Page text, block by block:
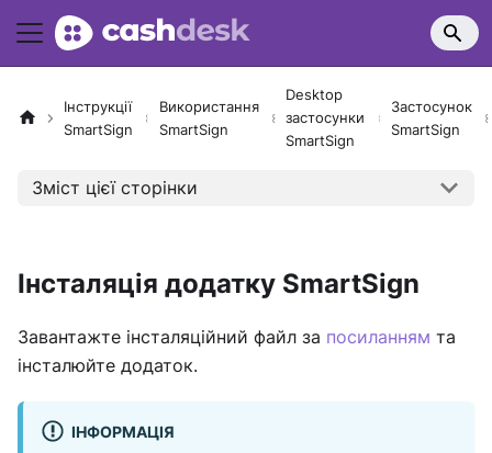
Інструкції
SmartSign
Використання
SmartSign
Desktop
застосунки
SmartSign
Застосунок
SmartSign
Зміст цієї сторінки
Інсталяція додатку SmartSign
Завантажте інсталяційний файл за посиланням та
інсталюйте додаток.
ІНФОРМАЦІЯ